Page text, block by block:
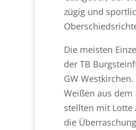
zügig und
Die meisten
der TB
GW
Weißen aus
stellten mit Lotte
die